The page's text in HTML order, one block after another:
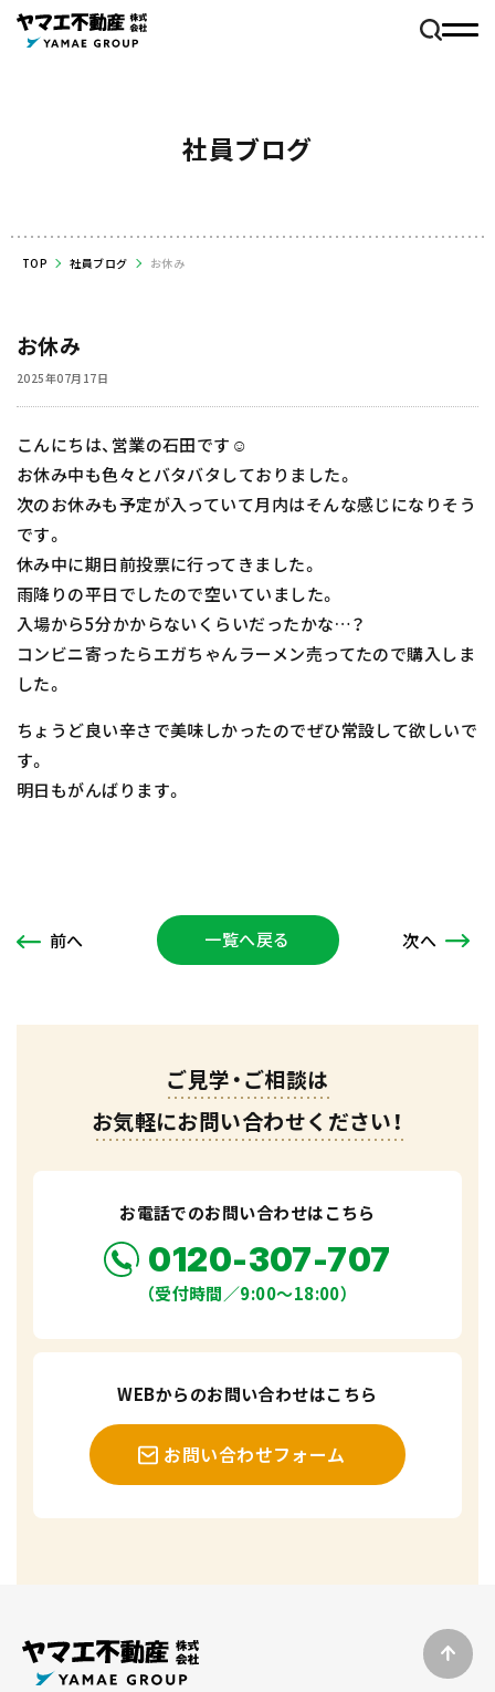
社員ブログ
TOP 社員ブログ お休み
お休み
2025年07月17日
こんにちは、営業の石田です☺️
お休み中も色々とバタバタしておりました。
次のお休みも予定が入っていて月内はそんな感じになりそう
です。
休み中に期日前投票に行ってきました。
雨降りの平日でしたので空いていました。
入場から5分かからないくらいだったかな…？
コンビニ寄ったらエガちゃんラーメン売ってたので購入しま
した。
ちょうど良い辛さで美味しかったのでぜひ常設して欲しいで
す。
明日もがんばります。
前へ 一覧へ戻る 次へ
ご見学・ご相談は
お気軽にお問い合わせください！
お電話でのお問い合わせはこちら
0120-307-707
（受付時間／9:00〜18:00）
WEBからのお問い合わせはこちら
お問い合わせフォーム